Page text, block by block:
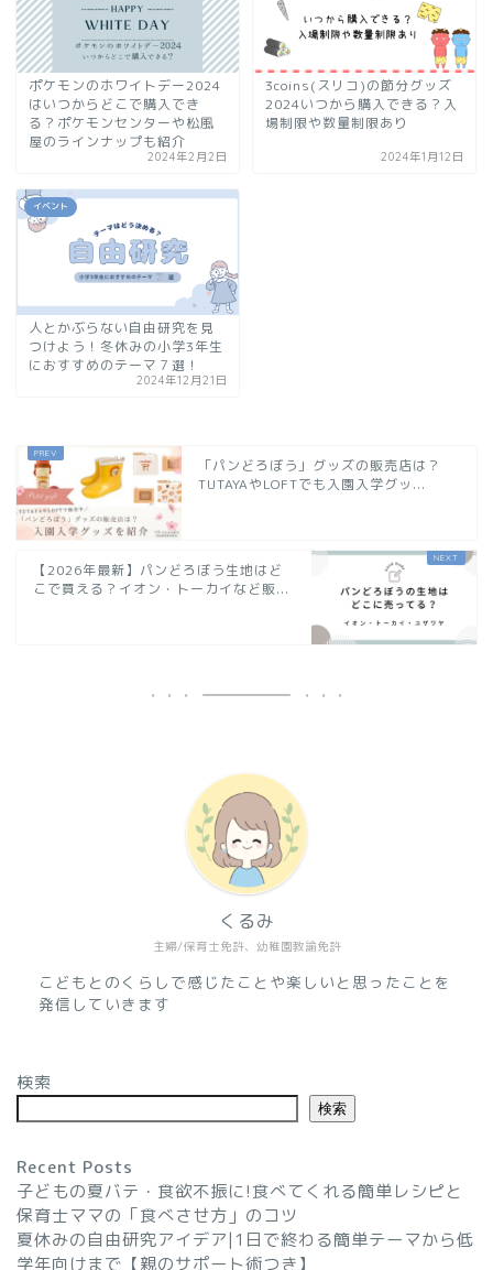
ポケモンのホワイトデー2024
はいつからどこで購入でき
る？ポケモンセンターや松風
屋のラインナップも紹介
2024年2月2日
3coins(スリコ)の節分グッズ
2024いつから購入できる？入
場制限や数量制限あり
2024年1月12日
イベント
人とかぶらない自由研究を見
つけよう！冬休みの小学3年生
におすすめのテーマ７選！
2024年12月21日
「パンどろぼう」グッズの販売店は？
TUTAYAやLOFTでも入園入学グッ...
【2026年最新】パンどろぼう生地はど
こで買える？イオン・トーカイなど販...
主婦/保育士免許、幼稚園教諭免許
くるみ
こどもとのくらしで感じたことや楽しいと思ったことを
発信していきます
検索
検索
Recent Posts
子どもの夏バテ・食欲不振に!食べてくれる簡単レシピと
保育士ママの「食べさせ方」のコツ
夏休みの自由研究アイデア|1日で終わる簡単テーマから低
学年向けまで【親のサポート術つき】
ボードゲーム【ブロック
ス】対象年齢は？遊び方や
魅力を解説！大人も一緒に
ち？サーモスのスープジャ
ーで比較
年賀状じまいの文例を紹介
(30代・40代向け)友達への
伝え方やタイミングはどう